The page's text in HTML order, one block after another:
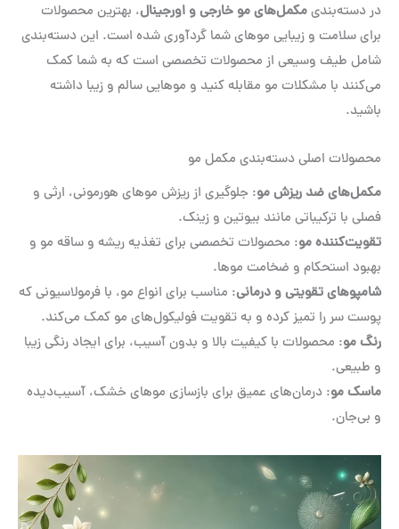
در دسته‌بندیمکمل‌های مو خارجی و اورجینال، بهترین محصولات
برای سلامت و زیبایی موهای شما گردآوری شده است. این دسته‌بندی
شامل طیف وسیعی از محصولات تخصصی است که به شما کمک
می‌کنند با مشکلات مو مقابله کنید و موهایی سالم و زیبا داشته
باشید.
محصولات اصلی دسته‌بندی مکمل مو
مکمل‌های ضد ریزش مو: جلوگیری از ریزش موهای هورمونی، ارثی و
فصلی با ترکیباتی مانند بیوتین و زینک.
تقویت‌کننده مو: محصولات تخصصی برای تغذیه ریشه و ساقه مو و
بهبود استحکام و ضخامت موها.
شامپوهای تقویتی و درمانی: مناسب برای انواع مو، با فرمولاسیونی که
پوست سر را تمیز کرده و به تقویت فولیکول‌های مو کمک می‌کند.
رنگ مو: محصولات با کیفیت بالا و بدون آسیب، برای ایجاد رنگی زیبا
و طبیعی.
ماسک مو: درمان‌های عمیق برای بازسازی موهای خشک، آسیب‌دیده
و بی‌جان.